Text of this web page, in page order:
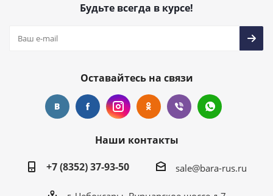
Будьте всегда в курсе!
Оставайтесь на связи
Наши контакты
+7 (8352) 37-93-50
sale@bara-rus.ru